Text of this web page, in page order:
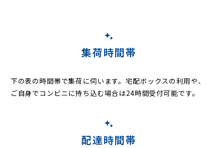
集荷時間帯
下の表の時間帯で集荷に伺います。宅配ボックスの利用や、
ご自身でコンビニに持ち込む場合は24時間受付可能です。
配達時間帯